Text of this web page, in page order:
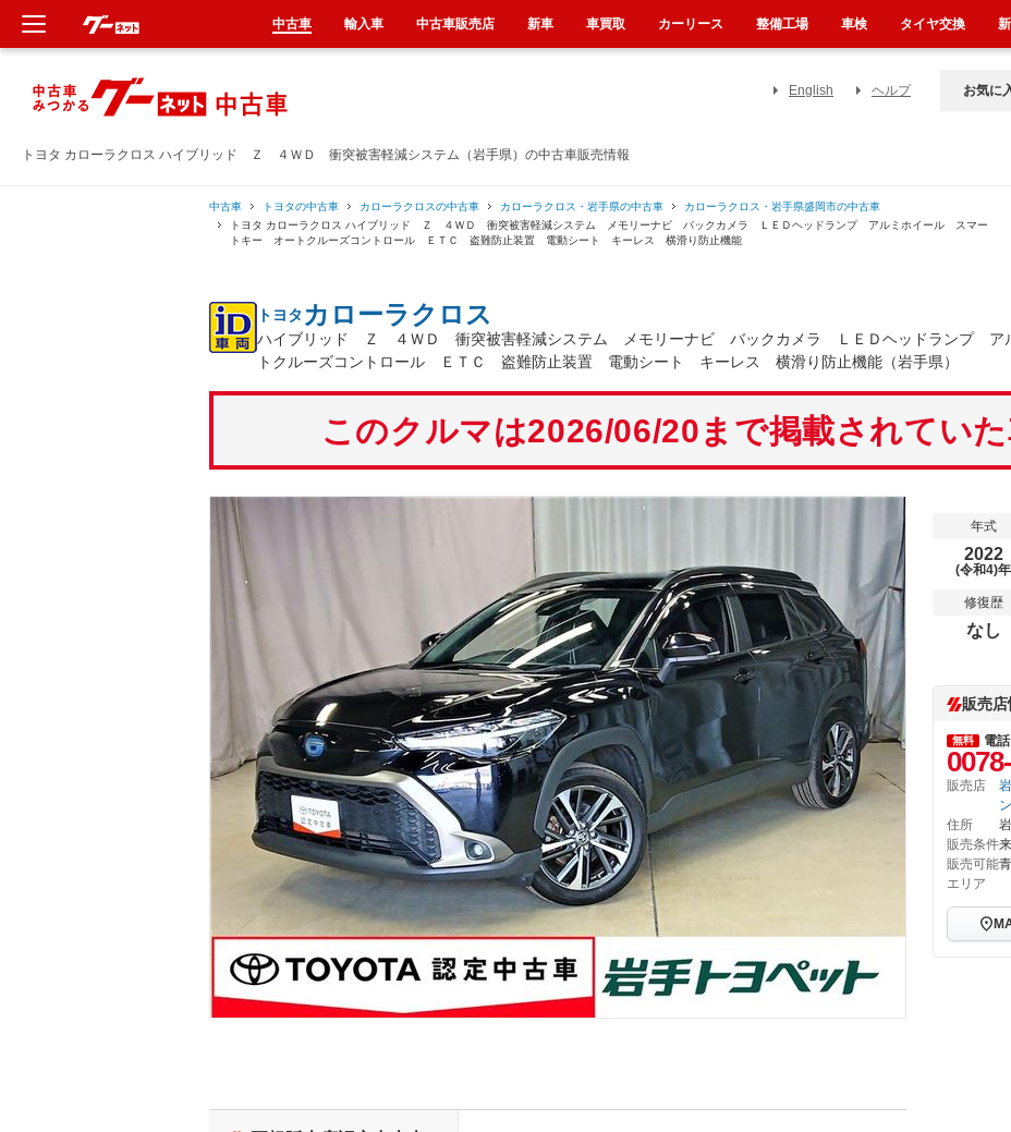
トヨタ カローラクロス ハイブリッド Ｚ ４ＷＤ 衝突被害軽減システム（岩手県）の中古車販売情報
English ヘルプ お気に
中古車 トヨタの中古車 カローラクロスの中古車 カローラクロス・岩手県の中古車
カローラクロス・岩手県盛岡市の中古車
トヨタ カローラクロス ハイブリッド Ｚ ４ＷＤ 衝突被害軽減システム メモリーナビ バックカメラ ＬＥＤヘッドランプ アルミホイール スマー
トキー オートクルーズコントロール ＥＴＣ 盗難防止装置 電動シート キーレス 横滑り防止機能
トヨタ カローラクロス
ハイブリッド Ｚ ４ＷＤ 衝突被害軽減システム メモリーナビ バックカメラ ＬＥＤヘッドランプ ア
トクルーズコントロール ＥＴＣ 盗難防止装置 電動シート キーレス 横滑り防止機能（岩手県）
このクルマは2026/06/20まで掲載されてい
年式
2022
(令和4)年
修復歴
なし
販売店
無料 電
販売店
住所
販売条件
販売可能
エリア
中古車 輸入車 中古車販売店 新車 車買取 カーリース 整備工場 車検 タイヤ交換
新車
中古車